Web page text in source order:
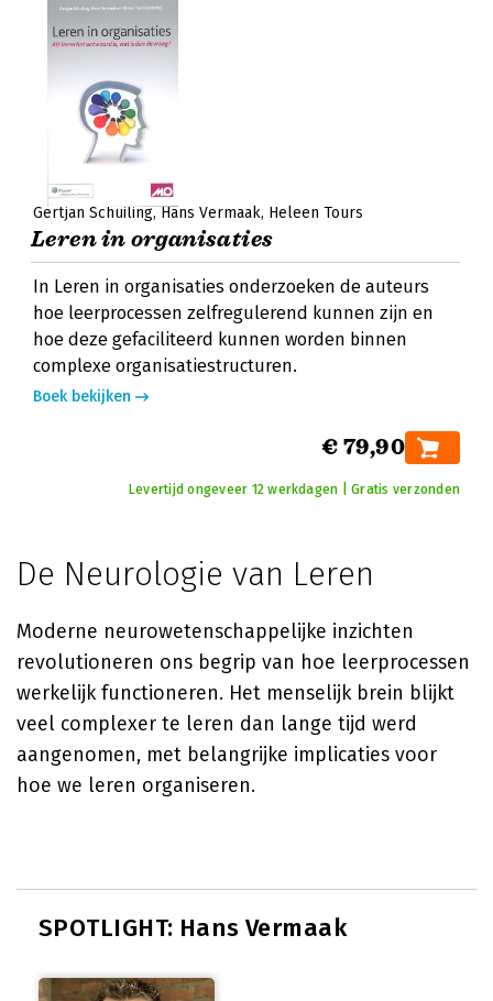
Gertjan Schuiling Hans Vermaak Heleen Tours
Leren in organisaties
In Leren in organisaties onderzoeken de auteurs
hoe leerprocessen zelfregulerend kunnen zijn en
hoe deze gefaciliteerd kunnen worden binnen
complexe organisatiestructuren.
Boek bekijken
€ 79,90
Levertijd ongeveer 12 werkdagen | Gratis verzonden
De Neurologie van Leren
Moderne neurowetenschappelijke inzichten
revolutioneren ons begrip van hoe leerprocessen
werkelijk functioneren. Het menselijk brein blijkt
veel complexer te leren dan lange tijd werd
aangenomen, met belangrijke implicaties voor
hoe we leren organiseren.
SPOTLIGHT: Hans Vermaak